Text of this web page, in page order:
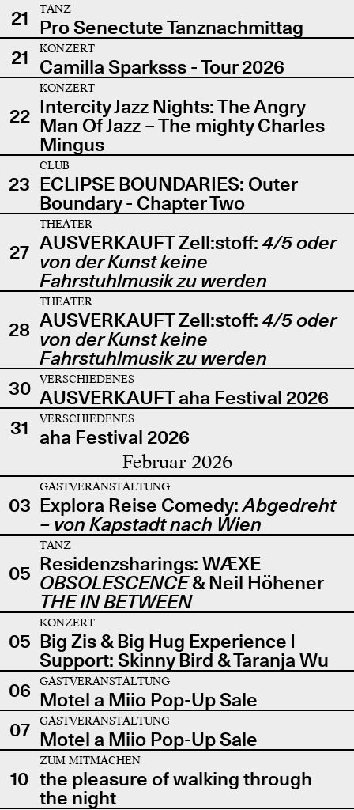
21
TANZ
Pro Senectute Tanznachmittag
21
KONZERT
Camilla Sparksss - Tour 2026
22
KONZERT
Intercity Jazz Nights: The Angry
Man Of Jazz – The mighty Charles
Mingus
23
CLUB
ECLIPSE BOUNDARIES: Outer
Boundary - Chapter Two
27
THEATER
AUSVERKAUFT Zell:stoff: 4/5 oder
von der Kunst keine
Fahrstuhlmusik zu werden
28
THEATER
AUSVERKAUFT Zell:stoff: 4/5 oder
von der Kunst keine
Fahrstuhlmusik zu werden
30
VERSCHIEDENES
AUSVERKAUFT aha Festival 2026
31
VERSCHIEDENES
aha Festival 2026
Februar 2026
03
GASTVERANSTALTUNG
Explora Reise Comedy:Abgedreht
– von Kapstadt nach Wien
05
TANZ
Residenzsharings: WÆXE
OBSOLESCENCE& Neil Höhener
THE IN BETWEEN
05
KONZERT
Big Zis & Big Hug Experience |
Support: Skinny Bird & Taranja Wu
06
GASTVERANSTALTUNG
Motel a Miio Pop-Up Sale
07
GASTVERANSTALTUNG
Motel a Miio Pop-Up Sale
10
ZUM MITMACHEN
the pleasure of walking through
the night